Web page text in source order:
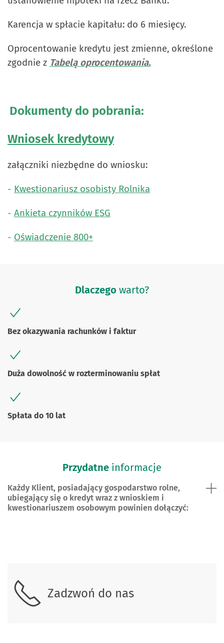
Karencja w spłacie kapitału: do 6 miesięcy.
Oprocentowanie kredytu jest zmienne, określone
zgodnie z Tabelą oprocentowania.
Dokumenty do pobrania:
Wniosek kredytowy
załączniki niezbędne do wniosku:
- Kwestionariusz osobisty Rolnika
- Ankieta czynników ESG
- Oświadczenie 800+
Dlaczego warto?
Bez okazywania rachunków i faktur
Duża dowolność w rozterminowaniu spłat
Spłata do 10 lat
Przydatne informacje
Każdy Klient, posiadający gospodarstwo rolne,
ubiegający się o kredyt wraz z wnioskiem i
kwestionariuszem osobowym powinien dołączyć:
Zadzwoń do nas